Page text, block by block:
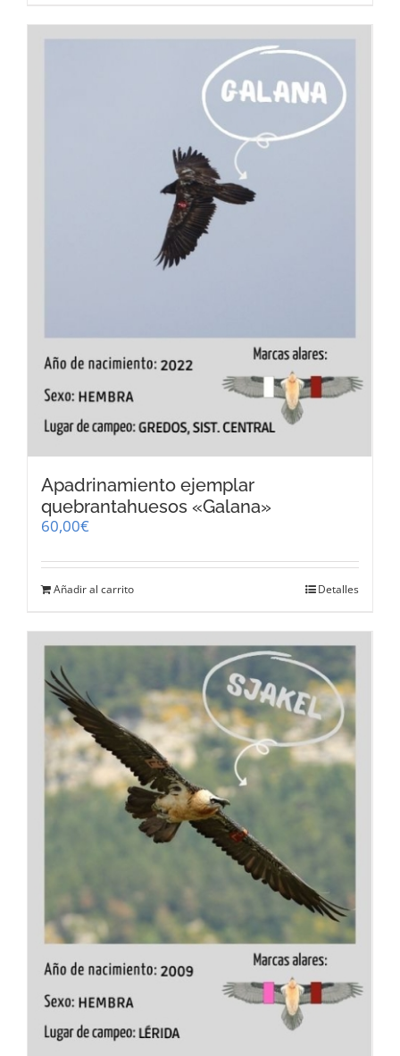
Apadrinamiento ejemplar
quebrantahuesos «Galana»
60,00€
Añadir al carrito Detalles